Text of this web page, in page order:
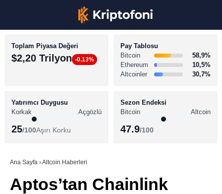
Youtube
BİTCOİN HABERLERİ
ALTCOİN HABERLERİ
SÖZLÜK
Toplam Piyasa Değeri
$2,20 Trilyon -0.13%
Pay Tablosu
Bitcoin
58,9%
Ethereum
10,5%
Altcoinler
30,7%
Yatırımcı Duygusu
Korkak
Açgözlü
25/100Aşırı Korku
Sezon Endeksi
Bitcoin
Altcoin
47.9/100
Ana Sayfa ›Altcoin Haberleri
Aptos’tan Chainlink